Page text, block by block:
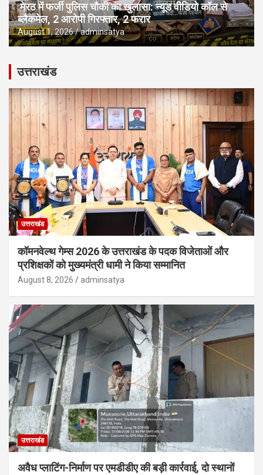
मेरठ में फर्जी पुलिस चौकी का खुलासा: न्यूड वीडियो कॉल से
ब्लैकमेल, 2 आरोपी गिरफ्तार, 2 फरार
August 1, 2026 adminsatya
उत्तराखंड
उत्तराखंड
कॉमनवेल्थ गेम्स 2026 के उत्तराखंड के पदक विजेताओं और
प्रशिक्षकों को मुख्यमंत्री धामी ने किया सम्मानित
August 8, 2026 adminsatya
उत्तराखंड
अवैध प्लाटिंग-निर्माण पर एमडीडीए की बड़ी कार्रवाई, दो स्थानों